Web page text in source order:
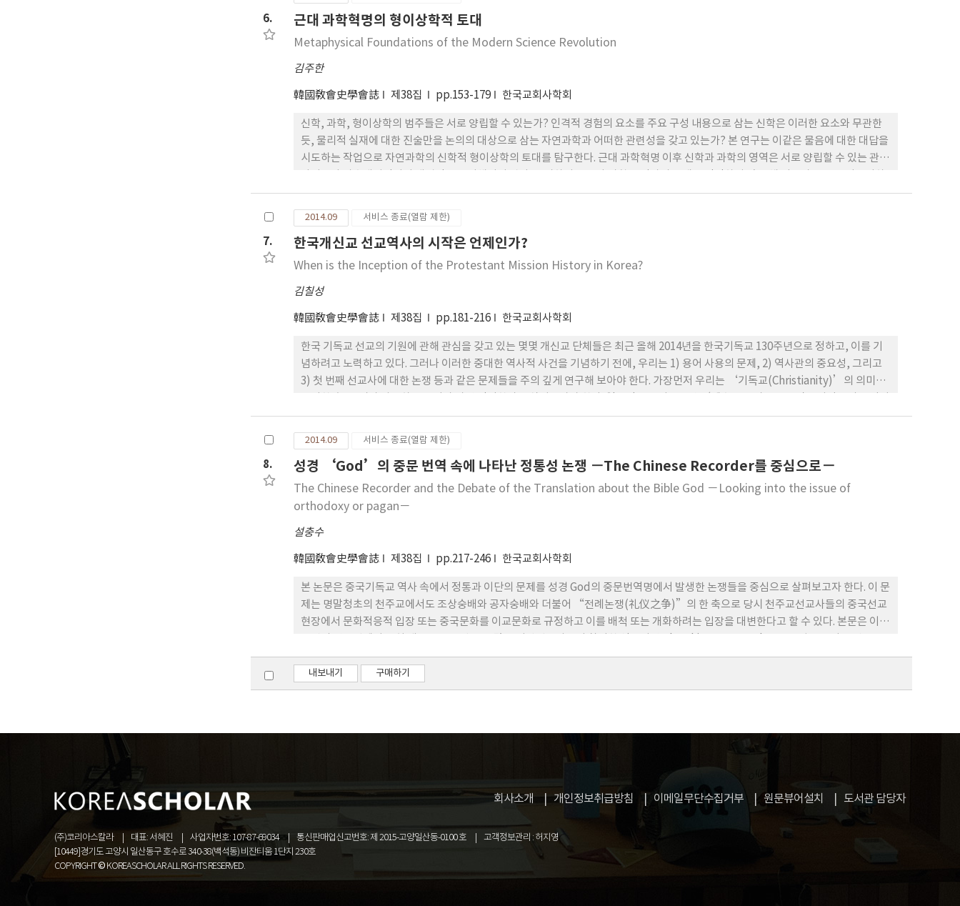
지향하였다. 이들은 단순한 결혼의 유형이 아니라, 영적인 상승적인 발전 단계로 인식하였다. 경건주의의 흐름 중에서 독특한 특징을 보
여주었던 친첸도르프와 헤른후트 형제단은 경건주의의 영향을 받아 성의 쾌락적인 측면을 경계하면서도 급진적 경건주의자들과 달리
성과 결혼을 긍정하는 독특한 관점과 실천을 보여주었다. 친첸도르프는 그리스도와 교회, 신랑 그리스도와 신부 그리스도인의 성서비유
다. 이것은 친첸도르프가 말하는 ‘복음적인 결혼’과 하나님 나라를 위한 ‘동지(투사)들의 결혼’의 이론적 근거가 되었다.
6. 근대 과학혁명의 형이상학적 토대
Metaphysical Foundations of the Modern Science Revolution
김주한
韓國敎會史學會誌 제38집 pp.153-179 한국교회사학회
신학, 과학, 형이상학의 범주들은 서로 양립할 수 있는가? 인격적 경험의 요소를 주요 구성 내용으로 삼는 신학은 이러한 요소와 무관한
듯, 물리적 실재에 대한 진술만을 논의의 대상으로 삼는 자연과학과 어떠한 관련성을 갖고 있는가? 본 연구는 이같은 물음에 대한 대답을
시도하는 작업으로 자연과학의 신학적 형이상학의 토대를 탐구한다. 근대 과학혁명 이후 신학과 과학의 영역은 서로 양립할 수 있는 관계
며 서로의 주장만을 강조하여 왔다. 그러나 20세기 후반 ‘비판적 실재론자들’로 불리는 이안 바버(Ian G. Barbour), 아더 피코크
(Arthur Peacocke), 존 폴킹혼(John Polkinghorne)등은 신학, 자연과학, 형이상학의 통섭을 지향하여 종교와 과학의 불필요한 대
립과 갈등을 해소하려고 노력하였다. 이 글은 두 가지 목적을 갖는다. 첫째 근대과학의 기계론적인 세계관은 기독교적 신념체계 및 가치
와 얼마만큼 친화성을 갖는지를 밝히는 것이고, 둘째 신학과 자연과학의 매개체로서 형이상학적 추론들이 얼마만큼 설득력을 지니고 있
는지를 판단해 보는 것이다. 결국 이 글은 ‘기계론적인 세계관’으로 대변되는 근대 과학혁명은 과학의 탐구에서 신학의 형이상학적 요
과학과 신학의 영역을 조화로운 관계로 설정했음을 밝히고자 한다.
7.
2014.09 서비스 종료(열람 제한)
한국개신교 선교역사의 시작은 언제인가?
When is the Inception of the Protestant Mission History in Korea?
김칠성
韓國敎會史學會誌 제38집 pp.181-216 한국교회사학회
한국 기독교 선교의 기원에 관해 관심을 갖고 있는 몇몇 개신교 단체들은 최근 올해 2014년을 한국기독교 130주년으로 정하고, 이를 기
념하려고 노력하고 있다. 그러나 이러한 중대한 역사적 사건을 기념하기 전에, 우리는 1) 용어 사용의 문제, 2) 역사관의 중요성, 그리고
3) 첫 번째 선교사에 대한 논쟁 등과 같은 문제들을 주의 깊게 연구해 보아야 한다. 가장먼저 우리는 ‘기독교(Christianity)’의 의미를
나 그 상태’를 의미한다. 그래서 기독교는 로마 카톨릭 교회, 동방정교회, 성공회, 그리고 개신교회를 모두 다 포함하는 매우 포괄적인
용어이다. 만일 한국에서 가장먼저 선교역사가 시작된 천주교의 역사의 시작점인 1784년을 한국기독교의 시작점으로 본다면, 올해는 한
국기독교 130주년이 아니라 230주년이 되어야 할 것이다. 그러므로 만일 올해 2014년도를 한국 기독교 전체가 아닌 개신교 차원에서만
기념하려 한다면, ‘한국기독교 130주년’이 아닌, ‘한국개신교 130주년’이라는 슬로건을 사용해야 할 것이다. 또한 우리들은 역사
를 이해함에 있어서 역사관의 중요성에 관해서 반드시 인지해야 한다. 일반적으로 말해서, 한국에서는 한국교회사 혹은 한국선교역사를
연구함에 있어서 크게 ‘선교사 중심의 역사이해’와 ‘한국인 중심의 역사이해’라는 두 개의 역사관이 존재한다고 볼 수 있다. 한국인
국인들(예를들어, 백홍준의 아버지, 이응찬, 김진기, 서상륜, 서경조, 이수정)에게 관심을 많이 갖고 있다. 물론 이들 한국인들은 한국 개
신교 신앙의 개척자들로서 한국개신교 선교를 위해 다방면에서 공헌을 한 점은 인정한다. 그러나 그들이 진정한 기독교인 이었는지, 그
사들의 한국입국과 깊은 관련이 있다고 생각한다. 그러나 한국에 온 첫 번째 개신교 선교사가 누구인가에 관해서는 여전히 논쟁점들이 존
재한다. 찰스 귀츨라프는 1832년에 그리고 로버트 토마스는 1866년에 한국에 처음 도착한 것은 역사적으로 분명한 사실이다. 그럼에도
불구하고 이들이 과연 진정한 선교사였는가에 대해서는 명확한 입장이 아직 정리되지 않았다. 왜냐하면 그들이 한국에 올 때, 서구 제국
는 1880년대에 한국에 온 선교사들 가운데에서 그 첫번째 선교사를 찾으려고 한다. 한국감리교의 초대 총리사였던 양주삼은 1880년대
한국에 온 선교사들 중에 로버트 매클레이를 첫 번째 개신교선교사로 보고 있다. 왜냐하면 매클레이가 1884년에 고종으로부터 감리교를
포함한 모든 개신교 선교사들의 선교(의료, 교육)에 관해 공식적으로 허락을 받았기 때문이다. 특히 매클레이가 보여준 한국정부와 한국
8.
2014.09 서비스 종료(열람 제한)
성경 ‘God’의 중문 번역 속에 나타난 정통성 논쟁 －The Chinese Recorder를 중심으로－
The Chinese Recorder and the Debate of the Translation about the Bible God －Looking into the issue of
orthodoxy or pagan－
설충수
韓國敎會史學會誌 제38집 pp.217-246 한국교회사학회
본 논문은 중국기독교 역사 속에서 정통과 이단의 문제를 성경 God의 중문번역명에서 발생한 논쟁들을 중심으로 살펴보고자 한다. 이 문
제는 명말청초의 천주교에서도 조상숭배와 공자숭배와 더불어 “전례논쟁(礼仪之争)”의 한 축으로 당시 천주교선교사들의 중국선교
현장에서 문화적응적 입장 또는 중국문화를 이교문화로 규정하고 이를 배척 또는 개화하려는 입장을 대변한다고 할 수 있다. 본문은 이
개했다. 이 속에서 우리는 선교사들의 서방전통 또는 성서전통으로 구분되는 의식의 차이와 중국문화 특히 ‘상제’, ‘신’ 이 단어들
이 갖는 의미의 차이, 그리고 중국종교 등에 대한 관점차이와 선교대상인 중국신도에 대한 이해, 서로 다른 선교지역 이해 등의 원인 때문
에 좀처럼 종식되지 않는 논쟁을 전개했음을 고찰할 수 있다. 그러나 이런 충돌에도 불구하고 선교사들이 논쟁을 통해 얻어진 경험과 중
의미하는 논쟁이다. 이 때문에 각각의 역명(용어) 안에 내재되어 있는 다양한 함의들을 파악하고 중국언어가 가지고 있는 복잡성과 지역
의 관점을 수정할 수 있는 넓은 시야를 얻을 것이다. 우리가 The Chinese Recorder 를 통해 얻은 관점은 바로 이를 실천하는 첫걸음일
것이다. 자신의 입장을 고집해 성서의 God을 전달할 방법이 한 방법밖에 없다고 생각하는 것이 아니라 다양한 방법에 의해 전달할 수 있
내보내기 구매하기
회사소개 개인정보취급방침 이메일무단수집거부 원문뷰어설치 도서관 담당자
(주)코리아스칼라 대표: 서혜진 사업자번호: 107-87-69034 통신판매업신고번호: 제 2015-고양일산동-0100 호
고객정보관리 : 허지영
[10449]경기도 고양시 일산동구 호수로 340-38(백석동) 비잔티움 1단지 230호
COPYRIGHT © KOREASCHOLAR ALL RIGHTS RESERVED.